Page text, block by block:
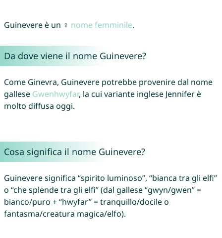
Guinevere è un ♀ nome femminile.
Da dove viene il nome Guinevere?
Come Ginevra, Guinevere potrebbe provenire dal nome
gallese Gwenhwyfar, la cui variante inglese Jennifer è
molto diffusa oggi.
Cosa significa il nome Guinevere?
Guinevere significa “spirito luminoso”, “bianca tra gli elfi”
o “che splende tra gli elfi” (dal gallese “gwyn/gwen” =
bianco/puro + “hwyfar” = tranquillo/docile o
fantasma/creatura magica/elfo).